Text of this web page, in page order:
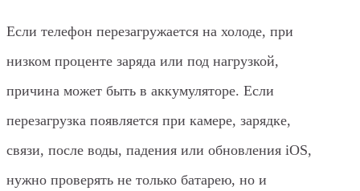
Если телефон перезагружается на холоде, при
низком проценте заряда или под нагрузкой,
причина может быть в аккумуляторе. Если
перезагрузка появляется при камере, зарядке,
связи, после воды, падения или обновления iOS,
нужно проверять не только батарею, но и